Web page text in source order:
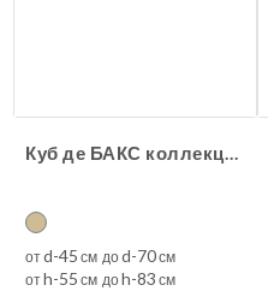
Куб де БАКС коллекция Лимож
отd-45 см доd-70см
отh-55 см доh-83 см